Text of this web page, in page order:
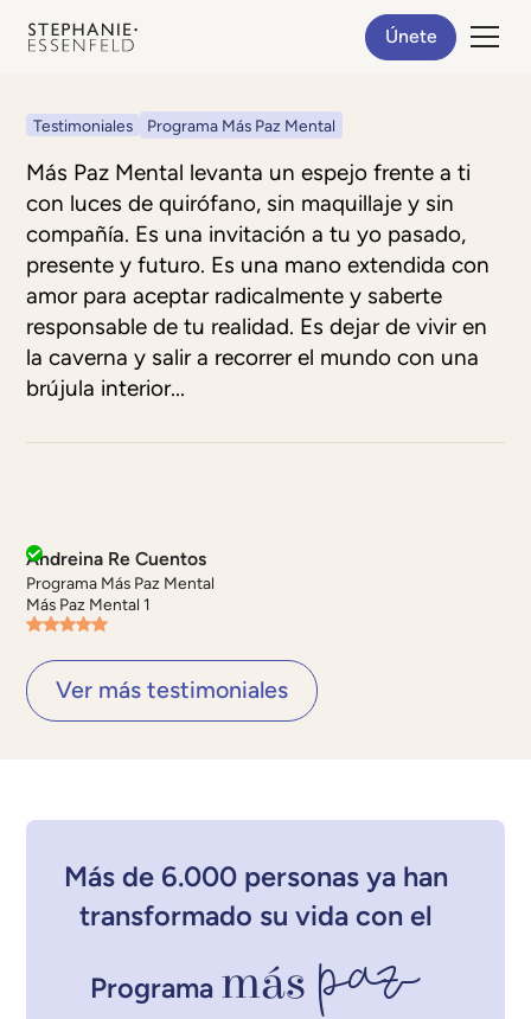
Únete
Testimoniales Programa Más Paz Mental
Más Paz Mental levanta un espejo frente a ti
con luces de quirófano, sin maquillaje y sin
compañía. Es una invitación a tu yo pasado,
presente y futuro. Es una mano extendida con
amor para aceptar radicalmente y saberte
responsable de tu realidad. Es dejar de vivir en
la caverna y salir a recorrer el mundo con una
brújula interior...
Andreina Re Cuentos
Programa Más Paz Mental
Más Paz Mental 1
Ver más testimoniales
Más de 6.000 personas ya han
transformado su vida con el
Programa más paz